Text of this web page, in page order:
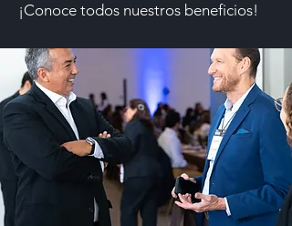
¡Conoce todos nuestros beneficios!